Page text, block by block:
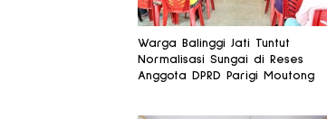
Warga Balinggi Jati Tuntut
Normalisasi Sungai di Reses
Anggota DPRD Parigi Moutong